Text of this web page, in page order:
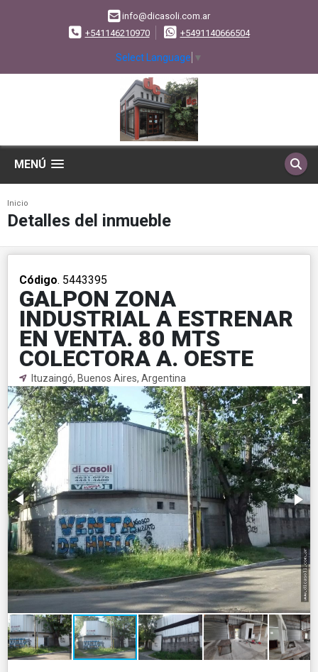
info@dicasoli.com.ar
+541146210970
+5491140666504
Select Language ▼
MENÚ
Inicio
Detalles del inmueble
Código. 5443395
GALPON ZONA
INDUSTRIAL A ESTRENAR
EN VENTA. 80 MTS
COLECTORA A. OESTE
Ituzaingó, Buenos Aires, Argentina